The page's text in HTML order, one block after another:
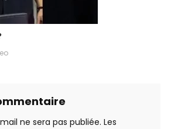
ne sera pas publiée. Les